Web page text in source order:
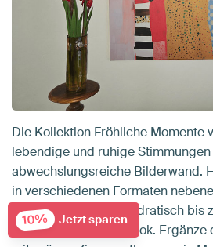
Die Kollektion Fröhliche Momente
lebendige und ruhige
abwechslungsreiche Bilderwand.
in verschiedenen Formaten
Hochformat über Quadratisch bis
einen dynamischen Look.
10% Jetzt sparen